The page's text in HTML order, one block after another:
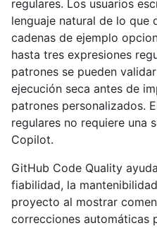
regulares. Los usuarios
lenguaje natural de lo que
cadenas de ejemplo
hasta tres expresiones
patrones se pueden
ejecución seca antes de
patrones personalizados.
regulares no requiere una
Copilot.
GitHub Code Quality
fiabilidad, la
proyecto al mostrar
correcciones automáticas